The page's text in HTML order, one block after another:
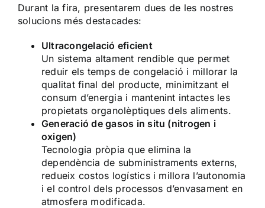
Durant la fira, presentarem dues de les nostres
solucions més destacades:
Ultracongelació eficient
Un sistema altament rendible que permet
reduir els temps de congelació i millorar la
qualitat final del producte, minimitzant el
consum d’energia i mantenint intactes les
propietats organolèptiques dels aliments.
Generació de gasos in situ (nitrogen i
oxigen)
Tecnologia pròpia que elimina la
dependència de subministraments externs,
redueix costos logístics i millora l’autonomia
i el control dels processos d’envasament en
atmosfera modificada.